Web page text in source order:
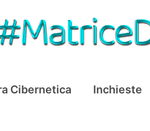
Cibernetica Inchieste